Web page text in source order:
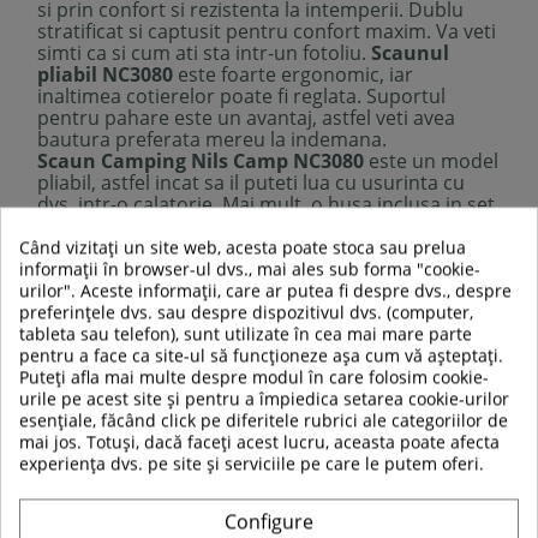
si prin confort si rezistenta la intemperii. Dublu
stratificat si captusit pentru confort maxim. Va veti
simti ca si cum ati sta intr-un fotoliu. Scaunul
pliabil NC3080 este foarte ergonomic, iar
inaltimea cotierelor poate fi reglata. Suportul
pentru pahare este un avantaj, astfel veti avea
bautura preferata mereu la indemana.
Scaun Camping Nils Camp NC3080 este un model
pliabil, astfel incat sa il puteti lua cu usurinta cu
dvs. intr-o calatorie. Mai mult, o husa inclusa in set
usor de pliat/depliat si ocupa foarte putin spatiu in
husa, in plus poate fi asezat convenabil pe umar.
Nu mai ramane nimic de facut decat sa va asezati
pe scaun si sa va bucurati de natura!
Descriere tehnica:
Material: 600D Oxford, acoperit cu PE
Dimensiuni:
Latime: 95 cm
Inaltime: 110 cm
Inaltime pana la sezut: 45 cm
Când vizitați un site web, acesta poate stoca sau prelua
informații în browser-ul dvs., mai ales sub forma "cookie-
urilor". Aceste informații, care ar putea fi despre dvs., despre
preferințele dvs. sau despre dispozitivul dvs. (computer,
tableta sau telefon), sunt utilizate în cea mai mare parte
pentru a face ca site-ul să funcționeze așa cum vă așteptați.
Puteți afla mai multe despre modul în care folosim cookie-
urile pe acest site și pentru a împiedica setarea cookie-urilor
esențiale, făcând click pe diferitele rubrici ale categoriilor de
mai jos. Totuși, dacă faceți acest lucru, aceasta poate afecta
experiența dvs. pe site și serviciile pe care le putem oferi.
Configure